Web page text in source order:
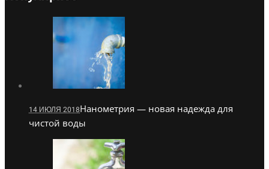
14 ИЮЛЯ 2018Нанометрия — новая надежда для
чистой воды